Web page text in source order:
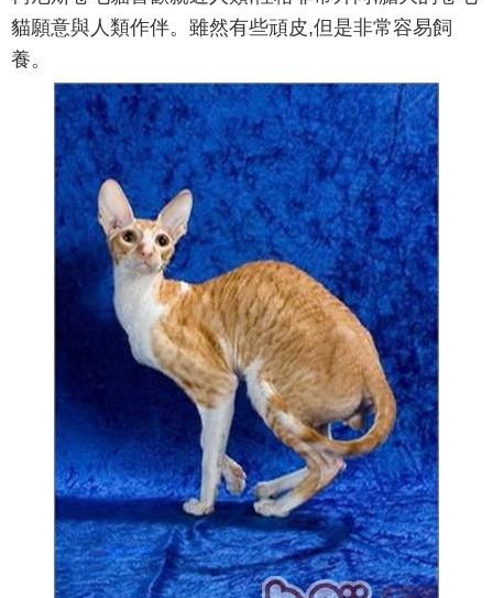
貓願意與人類作伴。雖然有些頑皮,但是非常容易飼
養。